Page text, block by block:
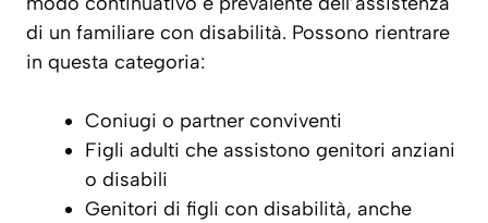
di un familiare con disabilità. Possono rientrare
in questa categoria:
Coniugi o partner conviventi
Figli adulti che assistono genitori anziani
o disabili
Genitori di figli con disabilità, anche